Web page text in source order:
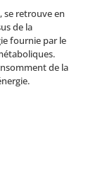
se retrouve en
de la
fournie par le
de la